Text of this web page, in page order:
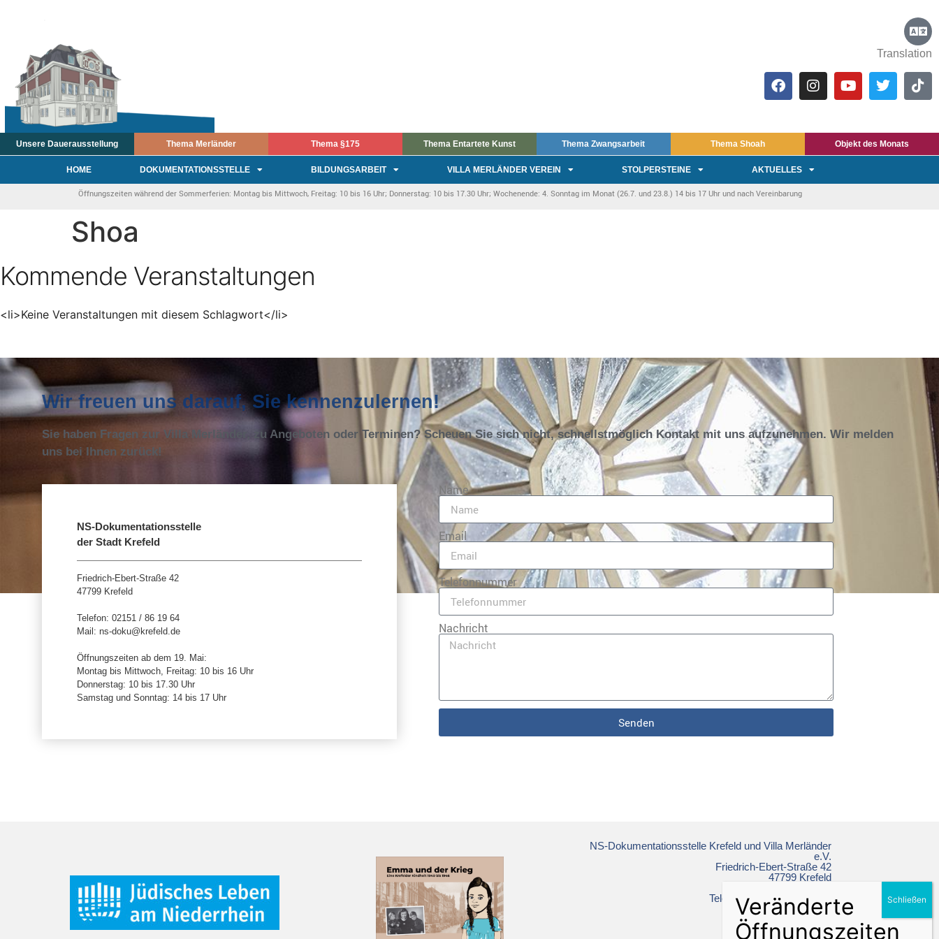
Translation
Unsere Dauerausstellung Thema Merländer Thema §175 Thema Entartete Kunst Thema Zwangsarbeit Thema Shoah Objekt des Monats
HOME DOKUMENTATIONSSTELLE BILDUNGSARBEIT VILLA MERLÄNDER VEREIN STOLPERSTEINE AKTUELLES
Öffnungszeiten während der Sommerferien: Montag bis Mittwoch, Freitag: 10 bis 16 Uhr; Donnerstag: 10 bis 17.30 Uhr; Wochenende: 4. Sonntag im Monat (26.7. und 23.8.) 14 bis 17 Uhr und nach Vereinbarung
Shoa
Kommende Veranstaltungen
<li>Keine Veranstaltungen mit diesem Schlagwort</li>
Wir freuen uns darauf, Sie kennenzulernen!
Sie haben Fragen zur Villa Merländer, zu Angeboten oder Terminen? Scheuen Sie sich nicht, schnellstmöglich Kontakt mit uns aufzunehmen. Wir melden
uns bei Ihnen zurück!
NS-Dokumentationsstelle
der Stadt Krefeld
Friedrich-Ebert-Straße 42
47799 Krefeld
Telefon: 02151 / 86 19 64
Mail: ns-doku@krefeld.de
Öffnungszeiten ab dem 19. Mai:
Montag bis Mittwoch, Freitag: 10 bis 16 Uhr
Donnerstag: 10 bis 17.30 Uhr
Samstag und Sonntag: 14 bis 17 Uhr
Name
Email
Telefonnummer
Nachricht
Senden
NS-Dokumentationsstelle Krefeld und Villa Merländer
e.V.
Friedrich-Ebert-Straße 42
47799 Krefeld
Telefon: +49 2151 86 19 64
ns-doku@krefeld.de